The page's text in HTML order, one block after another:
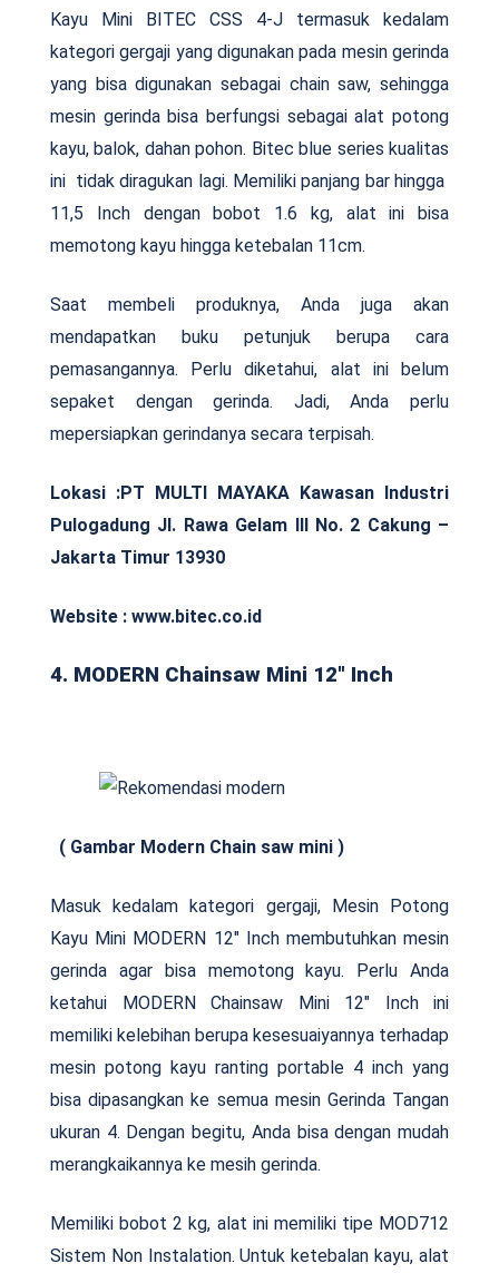
Kayu Mini BITEC CSS 4-J termasuk kedalam
kategori gergaji yang digunakan pada mesin gerinda
yang bisa digunakan sebagai chain saw, sehingga
mesin gerinda bisa berfungsi sebagai alat potong
kayu, balok, dahan pohon. Bitec blue series kualitas
ini tidak diragukan lagi. Memiliki panjang bar hingga
11,5 Inch dengan bobot 1.6 kg, alat ini bisa
memotong kayu hingga ketebalan 11cm.
Saat membeli produknya, Anda juga akan
mendapatkan buku petunjuk berupa cara
pemasangannya. Perlu diketahui, alat ini belum
sepaket dengan gerinda. Jadi, Anda perlu
mepersiapkan gerindanya secara terpisah.
Lokasi :PT MULTI MAYAKA Kawasan Industri
Pulogadung Jl. Rawa Gelam III No. 2 Cakung –
Jakarta Timur 13930
Website : www.bitec.co.id
4. MODERN Chainsaw Mini 12″ Inch
( Gambar Modern Chain saw mini )
Masuk kedalam kategori gergaji, Mesin Potong
Kayu Mini MODERN 12″ Inch membutuhkan mesin
gerinda agar bisa memotong kayu. Perlu Anda
ketahui MODERN Chainsaw Mini 12″ Inch ini
memiliki kelebihan berupa kesesuaiyannya terhadap
mesin potong kayu ranting portable 4 inch yang
bisa dipasangkan ke semua mesin Gerinda Tangan
ukuran 4. Dengan begitu, Anda bisa dengan mudah
merangkaikannya ke mesih gerinda.
Memiliki bobot 2 kg, alat ini memiliki tipe MOD712
Sistem Non Instalation. Untuk ketebalan kayu, alat